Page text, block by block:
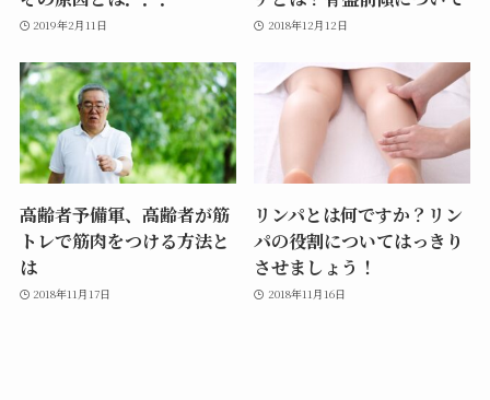
2019年2月11日 2018年12月12日
高齢者予備軍、高齢者が筋
トレで筋肉をつける方法と
は
2018年11月17日
リンパとは何ですか？リン
パの役割についてはっきり
させましょう！
2018年11月16日